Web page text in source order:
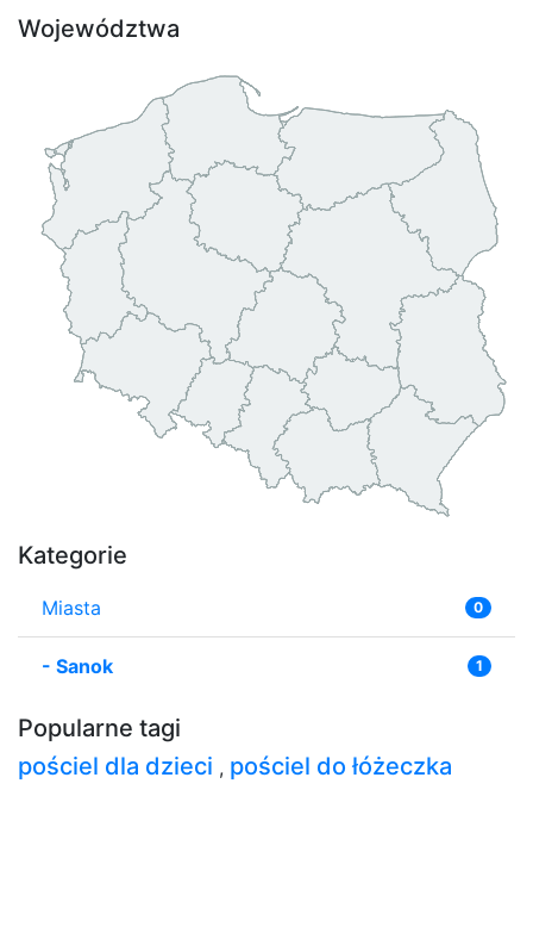
Województwa
Kategorie
Miasta 0
- Sanok 1
Popularne tagi
pościel dla dzieci , pościel do łóżeczka